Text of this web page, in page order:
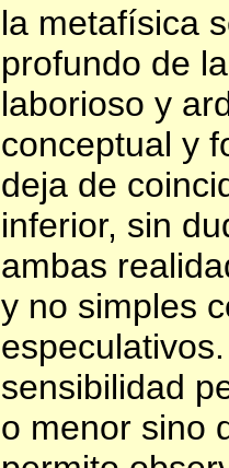
la metafísica
profundo de
laborioso y
conceptual y
deja de
inferior, sin
ambas
y no simples
sensibilidad
o menor sino